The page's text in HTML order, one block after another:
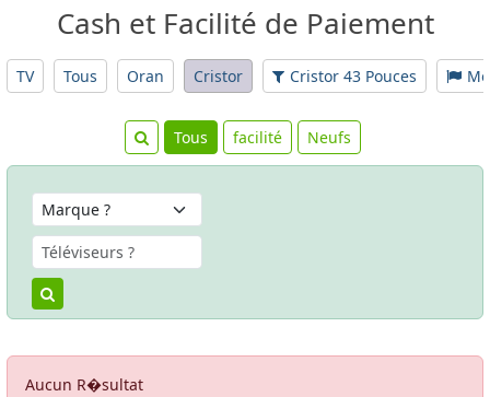
Cash et Facilité de Paiement
TV Tous Oran Cristor Cristor 43 Pouces
Tous facilité Neufs
Aucun R�sultat